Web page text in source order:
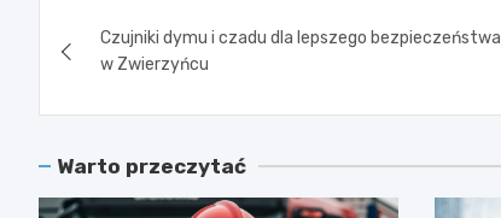
wpisu
Czujniki dymu i czadu dla lepszego bezpieczeństwa
w Zwierzyńcu
Warto przeczytać